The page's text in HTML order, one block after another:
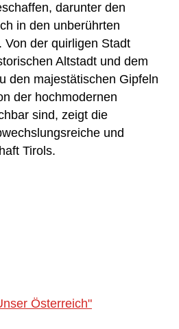
darunter den
in den unberührten
Von der quirligen Stadt
Altstadt und dem
den majestätischen Gipfeln
der hochmodernen
sind, zeigt die
und
Tirols.
Österreich"